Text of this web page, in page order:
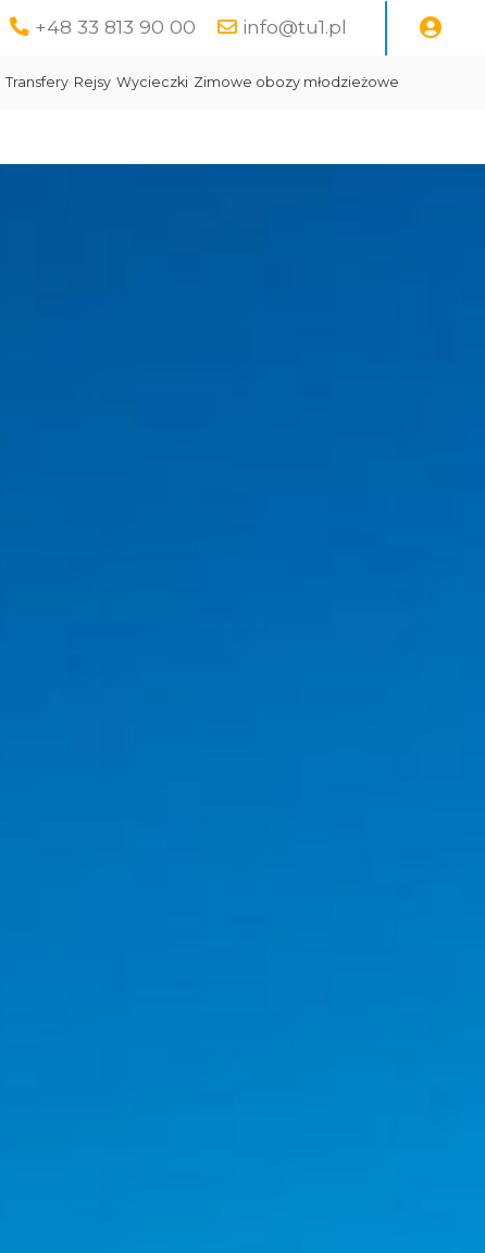
+48 33 813 90 00 info@tu1.pl
Transfery Rejsy Wycieczki Zimowe obozy młodzieżowe